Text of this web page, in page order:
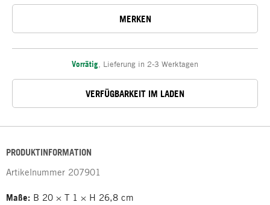
MERKEN
Vorrätig Lieferung in 2-3 Werktagen
VERFÜGBARKEIT IM LADEN
PRODUKTINFORMATION
Artikelnummer 207901
Maße: B 20 × T 1 × H 26,8 cm